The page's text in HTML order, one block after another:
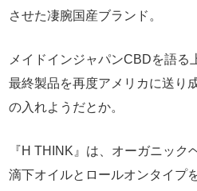
させた凄腕国産ブランド。
メイドインジャパンCBDを語る
最終製品を再度アメリカに送り
の入れようだとか。
『H THINK』は、オーガニック
滴下オイルとロールオンタイプ